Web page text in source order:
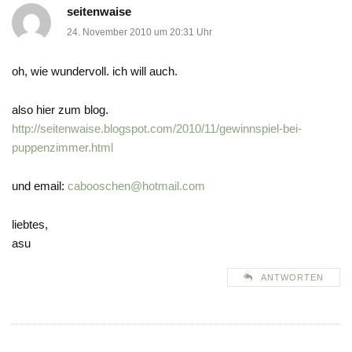
seitenwaise
24. November 2010 um 20:31 Uhr
oh, wie wundervoll. ich will auch.
also hier zum blog.
http://seitenwaise.blogspot.com/2010/11/gewinnspiel-bei-
puppenzimmer.html
und email: cabooschen@hotmail.com
liebtes,
asu
ANTWORTEN